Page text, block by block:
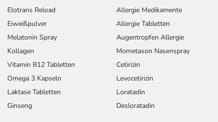
Elotrans Reload
Eiweißpulver
Melatonin Spray
Kollagen
Vitamin B12 Tabletten
Omega 3 Kapseln
Laktase Tabletten
Ginseng
Allergie Medikamente
Allergie Tabletten
Augentropfen Allergie
Mometason Nasenspray
Cetirizin
Levocetirizin
Loratadin
Desloratadin